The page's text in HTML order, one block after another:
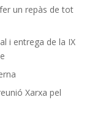
fer un repàs de tot
i entrega de la IX
Xarxa pel